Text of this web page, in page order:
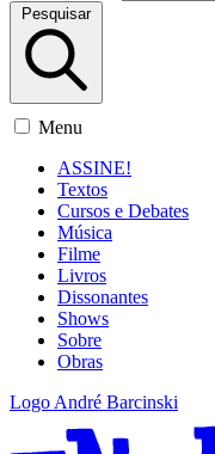
Pesquisar
Menu
ASSINE!
Textos
Cursos e Debates
Música
Filme
Livros
Dissonantes
Shows
Sobre
Obras
Logo André Barcinski